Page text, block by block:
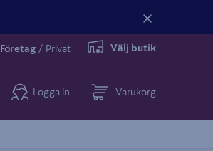
Företag / Privat Välj butik
Logga in Varukorg